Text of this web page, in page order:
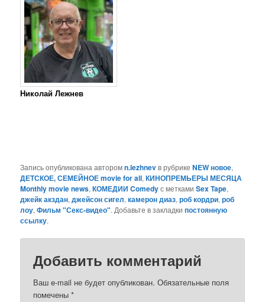
Николай Лежнев
Запись опубликована авторомn.lezhnevв рубрикеNEW новое,
ДЕТСКОЕ, СЕМЕЙНОЕ movie for all,КИНОПРЕМЬЕРЫ МЕСЯЦА
Monthly movie news,КОМЕДИИ Comedyс меткамиSex Tape,
джейк акздан,джейсон сигел,камерон диаз,роб кордри,роб
лоу,Фильм "Секс-видео". Добавьте в закладкипостоянную
ссылку.
Добавить комментарий
Ваш e-mail не будет опубликован. Обязательные поля
помечены*